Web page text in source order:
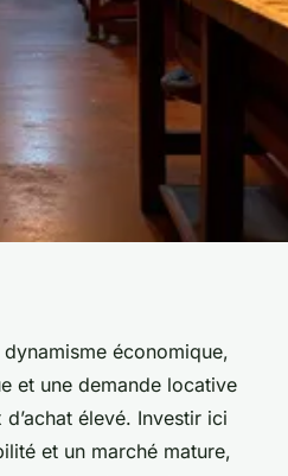
en
économique,
et une demande locative
élevé. Investir ici
et un marché mature,